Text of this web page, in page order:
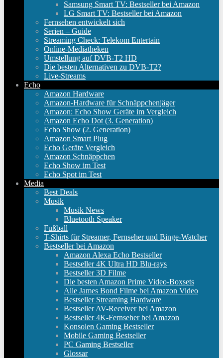
Samsung Smart TV: Bestseller bei Amazon
LG Smart TV: Bestseller bei Amazon
Fernsehen entwickelt sich
Serien – Guide
Streaming Check: Telekom Entertain
Online-Mediatheken
Umstellung auf DVB-T2 HD
Die besten Alternativen zu DVB-T2?
Live-Streams
Echo
Amazon Hardware
Amazon-Hardware für Schnäppchenjäger
Amazon: Echo Show Geräte im Vergleich
Amazon Echo Dot (3. Generation)
Echo Show (2. Generation)
Amazon Smart Plug
Echo Geräte Vergleich
Amazon Schnäppchen
Echo Show im Test
Echo Spot im Test
Media
Best Deals
Musik
Musik News
Bluetooth Speaker
Fußball
T-Shirts für Streamer, Fernseher und Binge-Watcher
Bestseller bei Amazon
Amazon Alexa Echo Bestseller
Bestseller 4K Ultra HD Blu-rays
Bestseller 3D Filme
Die besten Amazon Prime Video-Boxsets
Alle James Bond Filme bei Amazon Video
Bestseller Streaming Hardware
Bestseller AV-Receiver bei Amazon
Bestseller 4K-Fernseher bei Amazon
Konsolen Gaming Bestseller
Mobile Gaming Bestseller
PC Gaming Bestseller
Glossar